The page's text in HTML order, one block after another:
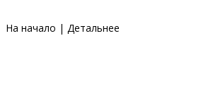
На начало | Детальнее